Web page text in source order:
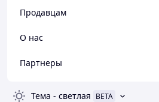
Продавцам
О нас
Партнеры
Тема - светлая BETA